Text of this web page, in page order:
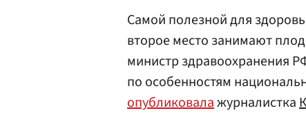
Самой полезной для
второе место занимают
министр здравоохранения
по особенностям
опубликовалажурналистка